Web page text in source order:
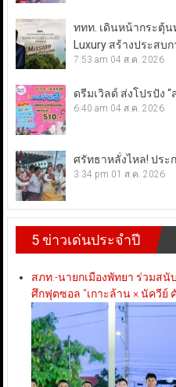
ททท. เดินหน้ากระตุ้น
Luxury สร้างประสบ
7:53 am 04 ส.ค. 2026
ดรีมเวิลด์ ส่งโปรปัง
6:40 am 04 ส.ค. 2026
ศรัทธาหลั่งไหล! ประ
3:34 pm 01 ส.ค. 2026
5 ข่าวเด่นประจำปี
สภท.-นายกเมืองพัทยา ร่วมส
ศึกฟุตซอล “เกาะล้าน × นัควีย์